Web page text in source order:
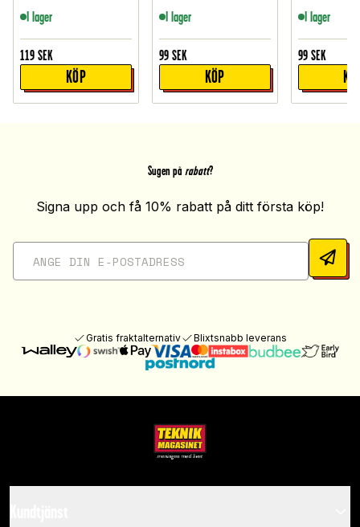
I lager
119 SEK
KÖP
I lager
99 SEK
KÖP
I lager
99 SEK
Sugen på rabatt?
Signa upp och få 10% rabatt på ditt första köp!
Gratis fraktalternativ Blixtsnabb leverans